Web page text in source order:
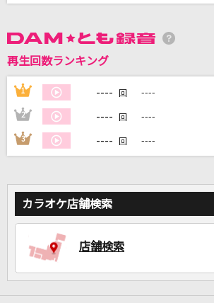
Kvi Baba
[生音]さよならエレジー
菅田将暉
カラオケをもっと楽しもう！
再生回数ランキング
1 ---- 回 ----
2 ---- 回 ----
3 ---- 回 ----
カラオケ店舗検索
店舗検索